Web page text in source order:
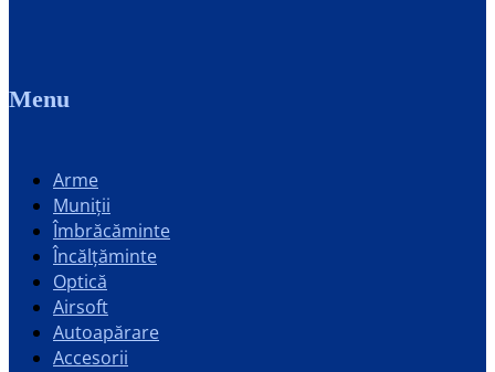
Menu
Arme
Muniții
Îmbrăcăminte
Încălțăminte
Optică
Airsoft
Autoapărare
Accesorii